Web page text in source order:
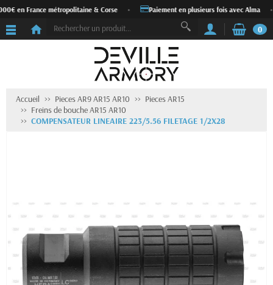
en France métropolitaine & Corse Paiement en plusieurs fois avec Alma
0
Accueil Pieces AR9 AR15 AR10
Pieces AR15
Freins de bouche AR15 AR10
COMPENSATEUR LINEAIRE 223/5.56 FILETAGE 1/2X28